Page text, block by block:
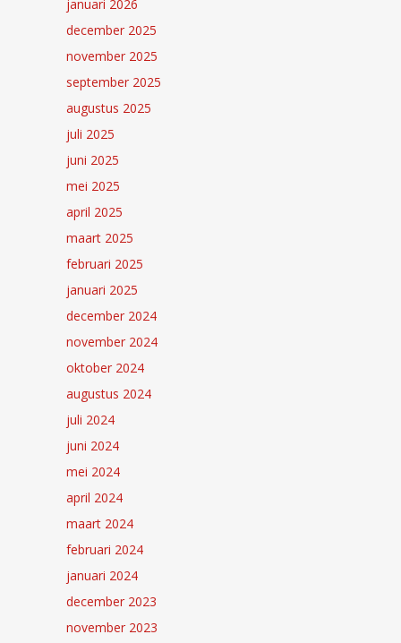
januari 2026
december 2025
november 2025
september 2025
augustus 2025
juli 2025
juni 2025
mei 2025
april 2025
maart 2025
februari 2025
januari 2025
december 2024
november 2024
oktober 2024
augustus 2024
juli 2024
juni 2024
mei 2024
april 2024
maart 2024
februari 2024
januari 2024
december 2023
november 2023